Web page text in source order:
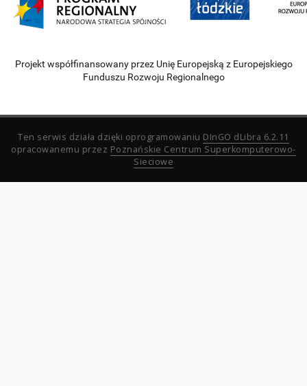
Projekt współfinansowany przez Unię Europejską z Europejskiego
Funduszu Rozwoju Regionalnego
Ten serwis działa dzięki oprogramowaniu DInGO dLibra 6.2.11
opracowanemu przez Poznańskie Centrum Superkomputerowo-
Sieciowe